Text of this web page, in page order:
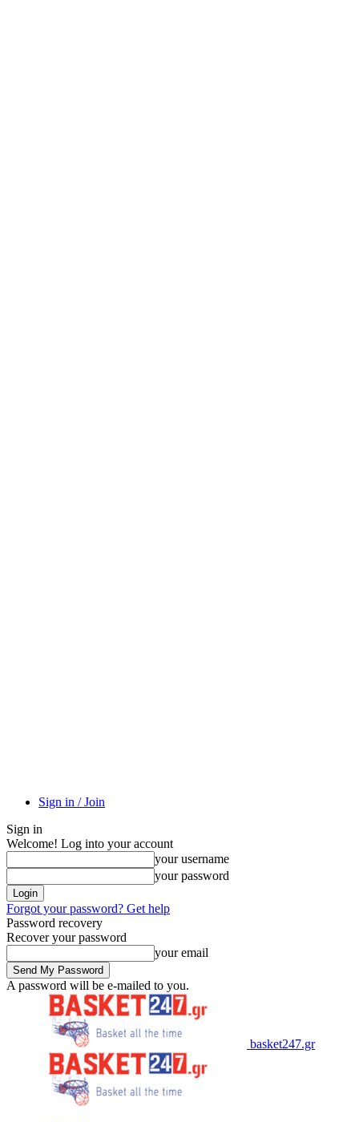
Sign in / Join
Sign in
Welcome! Log into your account
your username
your password
Forgot your password? Get help
Password recovery
Recover your password
your email
A password will be e-mailed to you.
basket247.gr